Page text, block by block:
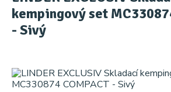
kempingový set
- Sivý